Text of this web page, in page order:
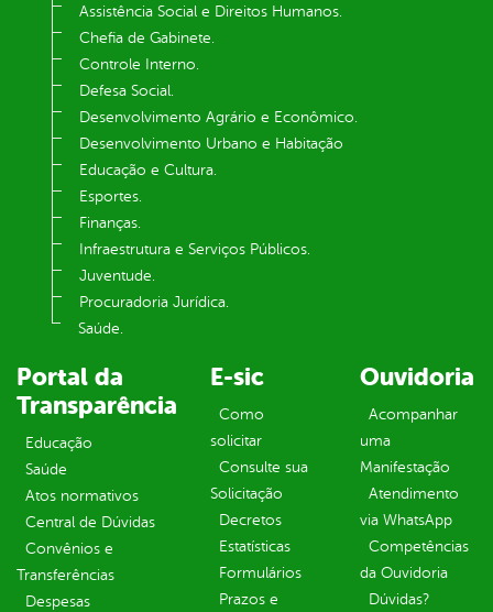
Assistência Social e Direitos Humanos.
Chefia de Gabinete.
Controle Interno.
Defesa Social.
Desenvolvimento Agrário e Econômico.
Desenvolvimento Urbano e Habitação
Educação e Cultura.
Esportes.
Finanças.
Infraestrutura e Serviços Públicos.
Juventude.
Procuradoria Jurídica.
Saúde.
Portal da
Transparência
Educação
Saúde
Atos normativos
Central de Dúvidas
Convênios e
Transferências
Despesas
E-sic
Como
solicitar
Consulte sua
Solicitação
Decretos
Estatísticas
Formulários
Prazos e
Ouvidoria
Acompanhar
uma
Manifestação
Atendimento
via WhatsApp
Competências
da Ouvidoria
Dúvidas?